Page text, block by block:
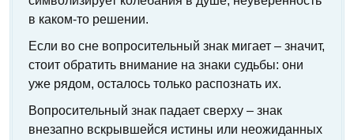
в каком-то решении.
Если во сне вопросительный знак мигает – значит,
стоит обратить внимание на знаки судьбы: они
уже рядом, осталось только распознать их.
Вопросительный знак падает сверху – знак
внезапно вскрывшейся истины или неожиданных